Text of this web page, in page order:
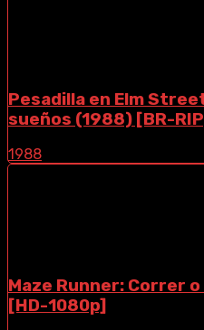
Pesadilla en Elm
sueños (1988) [BR-
1988
Maze Runner: Correr
[HD-1080p]